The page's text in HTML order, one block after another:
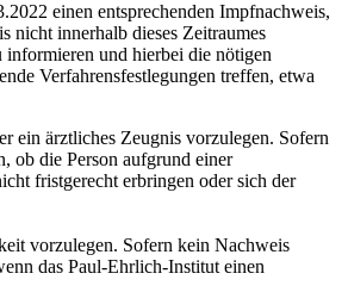
einen entsprechenden Impfnachweis,
nicht innerhalb dieses Zeitraumes
und hierbei die nötigen
Verfahrensfestlegungen treffen, etwa
ein ärztliches Zeugnis vorzulegen. Sofern
ob die Person aufgrund einer
fristgerecht erbringen oder sich der
vorzulegen. Sofern kein Nachweis
das Paul-Ehrlich-Institut einen